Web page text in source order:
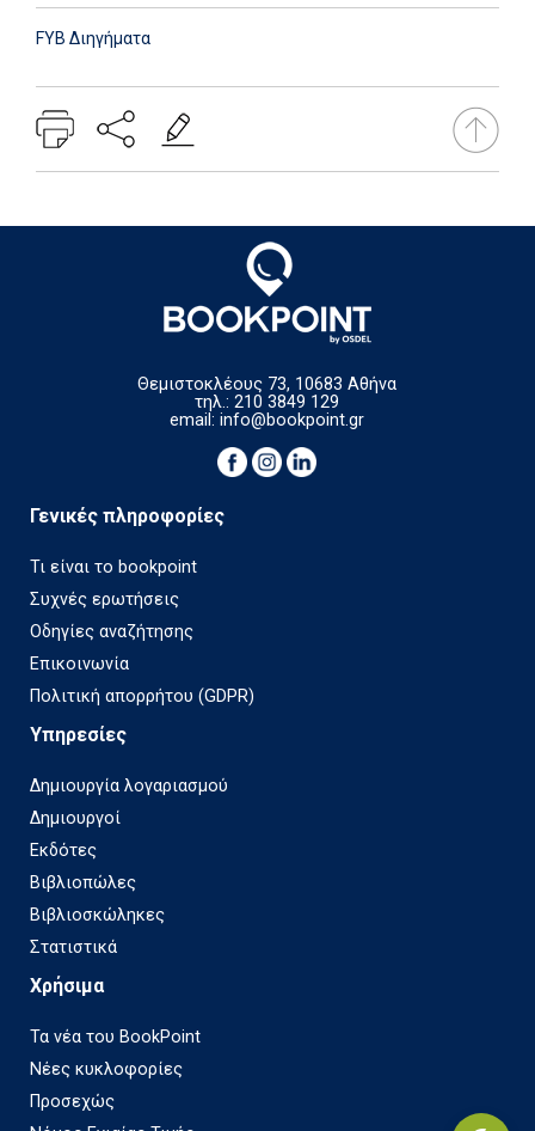
FYB Διηγήματα
Θεμιστοκλέους 73, 10683 Αθήνα
τηλ.: 210 3849 129
email:info@bookpoint.gr
Γενικές πληροφορίες
Τι είναι το bookpoint
Συχνές ερωτήσεις
Οδηγίες αναζήτησης
Επικοινωνία
Πολιτική απορρήτου (GDPR)
Υπηρεσίες
Δημιουργία λογαριασμού
Δημιουργοί
Εκδότες
Βιβλιοπώλες
Βιβλιοσκώληκες
Στατιστικά
Χρήσιμα
Τα νέα του BookPoint
Νέες κυκλοφορίες
Προσεχώς